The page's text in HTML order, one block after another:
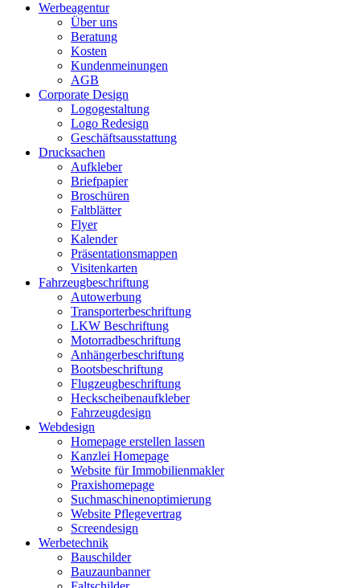
Werbeagentur
Über uns
Beratung
Kosten
Kundenmeinungen
AGB
Corporate Design
Logogestaltung
Logo Redesign
Geschäftsausstattung
Drucksachen
Aufkleber
Briefpapier
Broschüren
Faltblätter
Flyer
Kalender
Präsentationsmappen
Visitenkarten
Fahrzeugbeschriftung
Autowerbung
Transporterbeschriftung
LKW Beschriftung
Motorradbeschriftung
Anhängerbeschriftung
Bootsbeschriftung
Flugzeugbeschriftung
Heckscheibenaufkleber
Fahrzeugdesign
Webdesign
Homepage erstellen lassen
Kanzlei Homepage
Website für Immobilienmakler
Praxishomepage
Suchmaschinenoptimierung
Website Pflegevertrag
Screendesign
Werbetechnik
Bauschilder
Bauzaunbanner